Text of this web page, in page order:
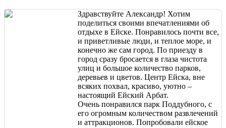
Здравствуйте Александр! Хотим
поделиться своими впечатлениями об
отдыхе в Ейске. Понравилось почти все,
и приветливые люди, и теплое море, и
конечно же сам город. По приезду в
город сразу бросается в глаза чистота
улиц и большое количество парков,
деревьев и цветов. Центр Ейска, вне
всяких похвал, красиво, уютно –
настоящий Ейский Арбат.
Очень понравился парк Поддубного, с
его огромным количеством развлечений
и аттракционов. Попробовали ейское